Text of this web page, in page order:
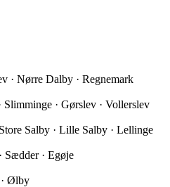
· Nørre Dalby · Regnemark
Slimminge · Gørslev · Vollerslev
Salby · Lille Salby · Lellinge
Sædder · Egøje
· Ølby